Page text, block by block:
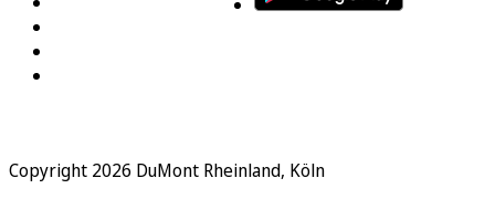
Copyright 2026 DuMont Rheinland, Köln